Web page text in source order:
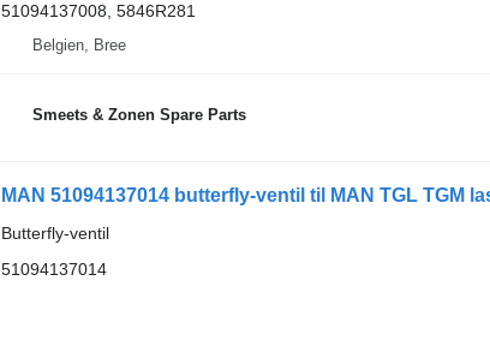
51094137008, 5846R281
Belgien, Bree
Smeets & Zonen Spare Parts
MAN 51094137014 butterfly-ventil til MAN TGL TGM
Butterfly-ventil
51094137014